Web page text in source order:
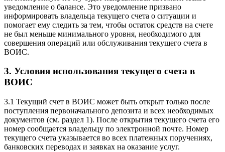
уведомление о балансе. Это уведомление призвано
информировать владельца текущего счета о ситуации и
помогает ему следить за тем, чтобы остаток средств на счете
не был меньше минимального уровня, необходимого для
совершения операций или обслуживания текущего счета в
ВОИС.
3. Условия использования текущего счета в
ВОИС
3.1 Текущий счет в ВОИС может быть открыт только после
поступления первоначального депозита и всех необходимых
документов (см. раздел 1). После открытия текущего счета его
номер сообщается владельцу по электронной почте. Номер
текущего счета указывается во всех платежных поручениях,
банковских переводах и заявках на оказание услуг.